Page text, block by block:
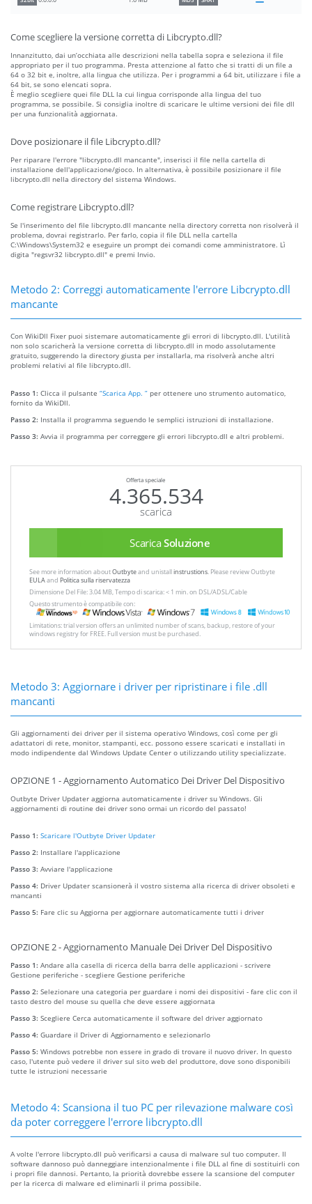
Come scegliere la versione corretta di Libcrypto.dll?
Innanzitutto, dai un’occhiata alle descrizioni nella tabella sopra e seleziona il file
appropriato per il tuo programma. Presta attenzione al fatto che si tratti di un file a
64 o 32 bit e, inoltre, alla lingua che utilizza. Per i programmi a 64 bit, utilizzare i file a
64 bit, se sono elencati sopra.
È meglio scegliere quei file DLL la cui lingua corrisponde alla lingua del tuo
programma, se possibile. Si consiglia inoltre di scaricare le ultime versioni dei file dll
per una funzionalità aggiornata.
Dove posizionare il file Libcrypto.dll?
Per riparare l'errore "libcrypto.dll mancante", inserisci il file nella cartella di
installazione dell'applicazione/gioco. In alternativa, è possibile posizionare il file
libcrypto.dll nella directory del sistema Windows.
Come registrare Libcrypto.dll?
Se l'inserimento del file libcrypto.dll mancante nella directory corretta non risolverà il
problema, dovrai registrarlo. Per farlo, copia il file DLL nella cartella
C:\Windows\System32 e eseguire un prompt dei comandi come amministratore. Lì
digita "regsvr32 libcrypto.dll" e premi Invio.
Metodo 2: Correggi automaticamente l'errore Libcrypto.dll
mancante
Con WikiDll Fixer puoi sistemare automaticamente gli errori di libcrypto.dll. L'utilità
non solo scaricherà la versione corretta di libcrypto.dll in modo assolutamente
gratuito, suggerendo la directory giusta per installarla, ma risolverà anche altri
problemi relativi al file libcrypto.dll.
Passo 1: Clicca il pulsante “Scarica App. ” per ottenere uno strumento automatico,
fornito da WikiDll.
Passo 2: Installa il programma seguendo le semplici istruzioni di installazione.
Passo 3: Avvia il programma per correggere gli errori libcrypto.dll e altri problemi.
Offerta speciale
4.365.534
scarica
ScaricaSoluzione
See more information aboutOutbyteand unistallinstrustions. Please review Outbyte
EULAand Politica sulla riservatezza
Dimensione Del File: 3.04 MB, Tempo di scarica: < 1 min. on DSL/ADSL/Cable
Questo strumento è compatibile con:
Limitations: trial version offers an unlimited number of scans, backup, restore of your
windows registry for FREE. Full version must be purchased.
Metodo 3: Aggiornare i driver per ripristinare i file .dll
mancanti
Gli aggiornamenti dei driver per il sistema operativo Windows, così come per gli
adattatori di rete, monitor, stampanti, ecc. possono essere scaricati e installati in
modo indipendente dal Windows Update Center o utilizzando utility specializzate.
OPZIONE 1 - Aggiornamento Automatico Dei Driver Del Dispositivo
Outbyte Driver Updater aggiorna automaticamente i driver su Windows. Gli
aggiornamenti di routine dei driver sono ormai un ricordo del passato!
Passo 1: Scaricare l'Outbyte Driver Updater
Passo 2: Installare l'applicazione
Passo 3: Avviare l'applicazione
Passo 4: Driver Updater scansionerà il vostro sistema alla ricerca di driver obsoleti e
mancanti
Passo 5: Fare clic su Aggiorna per aggiornare automaticamente tutti i driver
OPZIONE 2 - Aggiornamento Manuale Dei Driver Del Dispositivo
Passo 1: Andare alla casella di ricerca della barra delle applicazioni - scrivere
Gestione periferiche - scegliere Gestione periferiche
Passo 2: Selezionare una categoria per guardare i nomi dei dispositivi - fare clic con il
tasto destro del mouse su quella che deve essere aggiornata
Passo 3: Scegliere Cerca automaticamente il software del driver aggiornato
Passo 4: Guardare il Driver di Aggiornamento e selezionarlo
Passo 5: Windows potrebbe non essere in grado di trovare il nuovo driver. In questo
caso, l'utente può vedere il driver sul sito web del produttore, dove sono disponibili
tutte le istruzioni necessarie
Metodo 4: Scansiona il tuo PC per rilevazione malware così
da poter correggere l'errore libcrypto.dll
A volte l'errore libcrypto.dll può verificarsi a causa di malware sul tuo computer. Il
software dannoso può danneggiare intenzionalmente i file DLL al fine di sostituirli con
i propri file dannosi. Pertanto, la priorità dovrebbe essere la scansione del computer
per la ricerca di malware ed eliminarli il prima possibile.